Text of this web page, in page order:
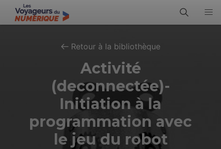
Retour à la bibliothèque
Activité
(deconnectée)-
Initiation à la
programmation avec
le jeu du robot